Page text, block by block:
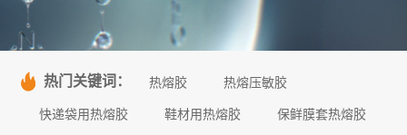
热门关键词： 热熔胶 热熔压敏胶
快递袋用热熔胶 鞋材用热熔胶 保鲜膜套热熔胶